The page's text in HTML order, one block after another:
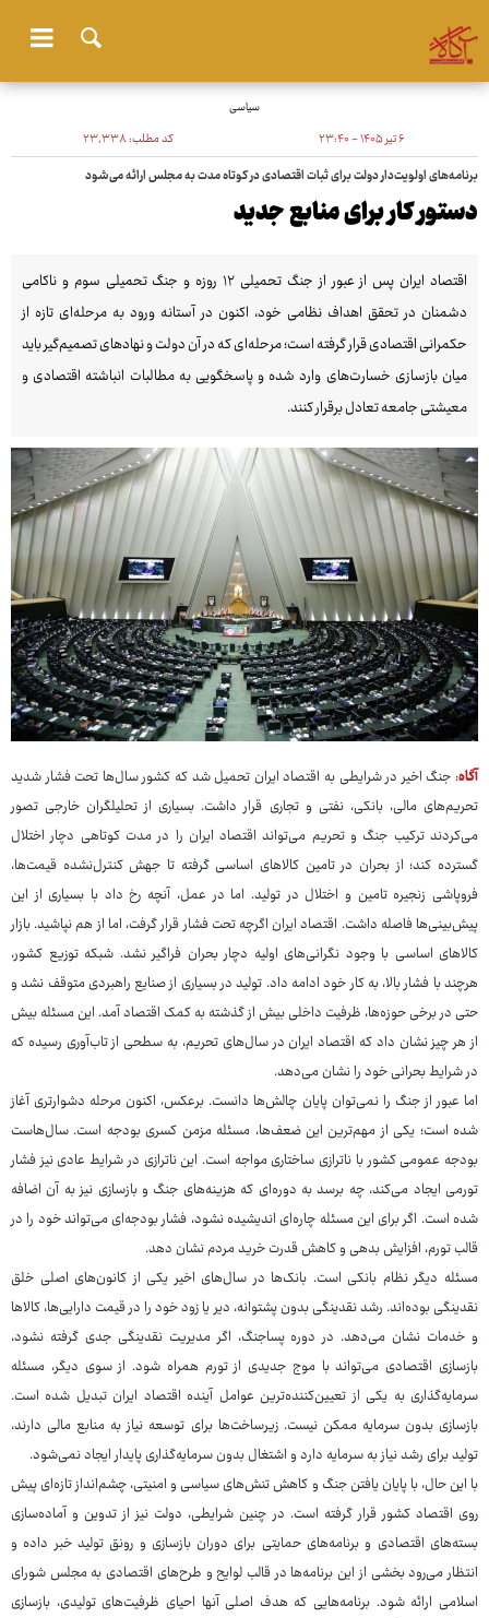
سیاسی
۶ تیر ۱۴۰۵ - ۲۳:۴۰ کد مطلب:۲۳٬۳۳۸
برنامه‌های اولویت‌دار دولت برای ثبات اقتصادی در کوتاه مدت به مجلس ارائه می‌شود
دستور کار برای منابع جدید
اقتصاد ایران پس از عبور از جنگ تحمیلی ۱۲ روزه و جنگ تحمیلی سوم و ناکامی
دشمنان در تحقق اهداف نظامی خود، اکنون در آستانه ورود به مرحله‌ای تازه از
حکمرانی اقتصادی قرار گرفته است؛ مرحله‌ای که در آن دولت و نهادهای تصمیم‌گیر باید
میان بازسازی خسارت‌های وارد شده و پاسخگویی به مطالبات انباشته اقتصادی و
معیشتی جامعه تعادل برقرار کنند.
آگاه: جنگ اخیر در شرایطی به اقتصاد ایران تحمیل شد که کشور سال‌ها تحت فشار شدید
تحریم‌های مالی، بانکی، نفتی و تجاری قرار داشت. بسیاری از تحلیلگران خارجی تصور
می‌کردند ترکیب جنگ و تحریم می‌تواند اقتصاد ایران را در مدت کوتاهی دچار اختلال
گسترده کند؛ از بحران در تامین کالاهای اساسی گرفته تا جهش کنترل‌نشده قیمت‌ها،
فروپاشی زنجیره تامین و اختلال در تولید. اما در عمل، آنچه رخ داد با بسیاری از این
پیش‌بینی‌ها فاصله داشت. اقتصاد ایران اگرچه تحت فشار قرار گرفت، اما از هم نپاشید. بازار
کالاهای اساسی با وجود نگرانی‌های اولیه دچار بحران فراگیر نشد. شبکه توزیع کشور،
هرچند با فشار بالا، به کار خود ادامه داد. تولید در بسیاری از صنایع راهبردی متوقف نشد و
حتی در برخی حوزه‌ها، ظرفیت داخلی بیش از گذشته به کمک اقتصاد آمد. این مسئله بیش
از هر چیز نشان داد که اقتصاد ایران در سال‌های تحریم، به سطحی از تاب‌آوری رسیده که
در شرایط بحرانی خود را نشان می‌دهد.
اما عبور از جنگ را نمی‌توان پایان چالش‌ها دانست. برعکس، اکنون مرحله دشوارتری آغاز
شده است؛ یکی از مهم‌ترین این ضعف‌ها، مسئله مزمن کسری بودجه است. سال‌هاست
بودجه عمومی کشور با ناترازی ساختاری مواجه است. این ناترازی در شرایط عادی نیز فشار
تورمی ایجاد می‌کند، چه برسد به دوره‌ای که هزینه‌های جنگ و بازسازی نیز به آن اضافه
شده است. اگر برای این مسئله چاره‌ای اندیشیده نشود، فشار بودجه‌ای می‌تواند خود را در
قالب تورم، افزایش بدهی و کاهش قدرت خرید مردم نشان دهد.
مسئله دیگر نظام بانکی است. بانک‌ها در سال‌های اخیر یکی از کانون‌های اصلی خلق
نقدینگی بوده‌اند. رشد نقدینگی بدون پشتوانه، دیر یا زود خود را در قیمت دارایی‌ها، کالاها
و خدمات نشان می‌دهد. در دوره پساجنگ، اگر مدیریت نقدینگی جدی گرفته نشود،
بازسازی اقتصادی می‌تواند با موج جدیدی از تورم همراه شود. از سوی دیگر، مسئله
سرمایه‌گذاری به یکی از تعیین‌کننده‌ترین عوامل آینده اقتصاد ایران تبدیل شده است.
بازسازی بدون سرمایه ممکن نیست. زیرساخت‌ها برای توسعه نیاز به منابع مالی دارند،
تولید برای رشد نیاز به سرمایه دارد و اشتغال بدون سرمایه‌گذاری پایدار ایجاد نمی‌شود.
با این حال، با پایان یافتن جنگ و کاهش تنش‌های سیاسی و امنیتی، چشم‌انداز تازه‌ای پیش
روی اقتصاد کشور قرار گرفته است. در چنین شرایطی، دولت نیز از تدوین و آماده‌سازی
بسته‌های اقتصادی و برنامه‌های حمایتی برای دوران بازسازی و رونق تولید خبر داده و
انتظار می‌رود بخشی از این برنامه‌ها در قالب لوایح و طرح‌های اقتصادی به مجلس شورای
اسلامی ارائه شود. برنامه‌هایی که هدف اصلی آنها احیای ظرفیت‌های تولیدی، بازسازی